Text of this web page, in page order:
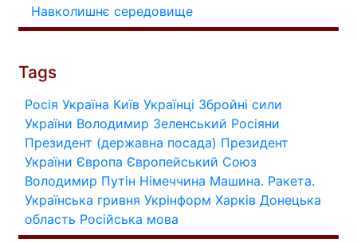
Навколишнє середовище
Tags
Росія Україна Київ Українці Збройні сили
України Володимир Зеленський Росіяни
Президент (державна посада) Президент
України Європа Європейський Союз
Володимир Путін Німеччина Машина. Ракета.
Українська гривня Укрінформ Харків Донецька
область Російська мова